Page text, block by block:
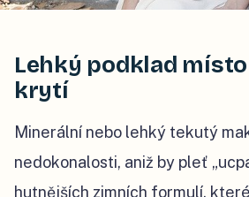
Lehký podklad
krytí
Minerální nebo lehký tekutý
nedokonalosti, aniž by pleť
hutnějších zimních formulí,